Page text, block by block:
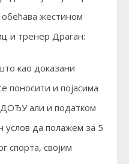
жестином
и тренер Драган:
као доказани
поносити и појасима
али и податком
услов да полажем за 5
спорта, својим